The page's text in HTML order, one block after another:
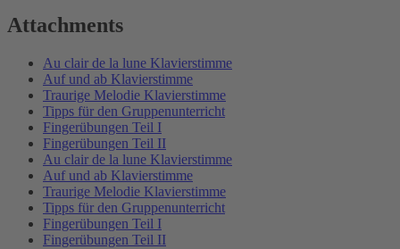
Management Platform
Attachments
Au clair de la lune Klavierstimme
Auf und ab Klavierstimme
Traurige Melodie Klavierstimme
Tipps für den Gruppenunterricht
Fingerübungen Teil I
Fingerübungen Teil II
Au clair de la lune Klavierstimme
Auf und ab Klavierstimme
Traurige Melodie Klavierstimme
Tipps für den Gruppenunterricht
Fingerübungen Teil I
Fingerübungen Teil II